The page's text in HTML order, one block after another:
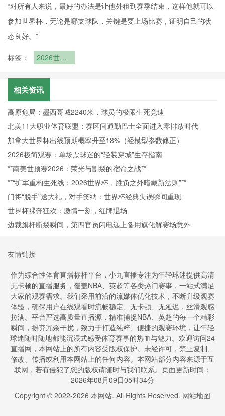
“对所有人来说，最好的办法是让他外租到赛季结束，这样他就可以
参加世界杯，无论是哪支球队，关键是要上场比赛，证明自己的状
态良好。”
标签：
2026世界
间常见疾病
预防指南
相关资讯
高原危局：墨西哥城2240米，球员的极限生死竞速
北美11大职业体育联盟：赛区间通勤巴士全面进入零排放时代
加拿大世界杯出线预期概率升至18%（经模型参数修正）
2026极简观赛：单场票球迷的“轻装穿城”生存指南
**南美世预赛2026：荣光与割裂的宿命之战**
**“扩军重构生死线：2026世界杯，胜负之外暗藏新法则”**
门将“脱手”送大礼，对手笑纳：世界杯经典失误瞬间重现
世界杯裸奔狂欢：激情一刻，红牌退场
边裁旗杆断裂瞬间，第四官员闪电递上备用旗化解赛场意外
友情链接
作为综合性体育直播标杆平台，小九直播专注为年轻球迷提供高清
无卡顿的直播服务，覆盖NBA、英超等各类热门赛事，一站式满足
大家的观赛需求。我们采用前沿的流媒体优化技术，不断升级观赛
体验，确保用户在线观看时流畅稳定、无卡顿、无延迟，丝滑观感
拉满。平台严选高质量直播源，精准捕捉NBA、英超的每一个精彩
瞬间，摒弃冗余干扰，致力于打造纯粹、便捷的观赛环境，让年轻
球迷随时随地都能沉浸式感受体育赛事的热血与魅力。欢迎访问24
直播网，本网站上的所有内容受版权保护。未经许可，禁止复制、
修改、传播或利用本网站上的任何内容。本网站部分内容来源于互
联网，若有侵犯了您的版权请随时与我们联系。页面更新时间：
2026年08月09日05时34分
Copyright © 2022-2026 本网站. All Rights Reserved. 网站地图